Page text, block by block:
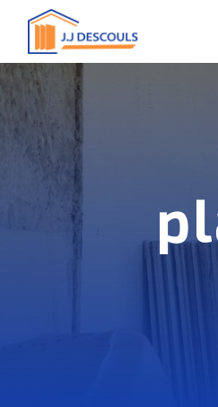
Panneau de gestion des cookies